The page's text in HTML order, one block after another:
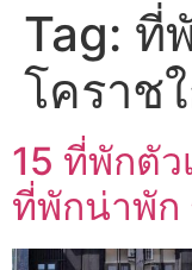
Tag: ที่
โคราช
15 ที่พักตั
ที่พักน่าพัก